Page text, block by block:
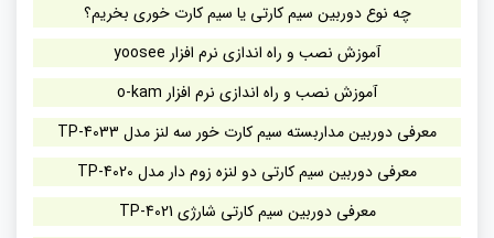
چه نوع دوربین سیم کارتی یا سیم کارت خوری بخریم؟
آموزش نصب و راه اندازی نرم افزار yoosee
آموزش نصب و راه اندازی نرم افزار o-kam
معرفی دوربین مداربسته سیم کارت خور سه لنز مدل TP-4033
معرفی دوربین سیم کارتی دو لنزه زوم دار مدل TP-4020
معرفی دوربین سیم کارتی شارژی TP-4021